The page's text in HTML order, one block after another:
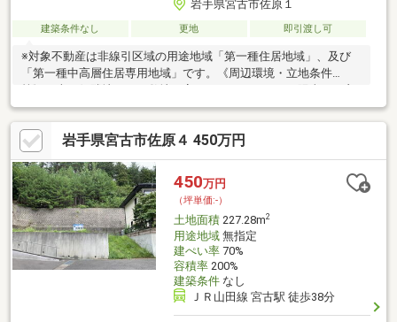
岩手県宮古市佐原１
建築条件なし 更地 即引渡し可
※対象不動産は非線引区域の用途地域「第一種住居地域」、及び
「第一種中高層住居専用地域」です。《周辺環境・立地条件
好です。・宅地地盤面が前面道路よりも高くなっているため、道
路からの目線が気になりません。《建築用途・有効活用》・建築
条件付き売地ではないため、お好きなハウスメーカー・工務店で
の建築が可能です。間取り、設備、外観、全て自分好みのスタイ
ルで一からご検討いただくことが可能です。《アクセス》・三陸
鉄道リアス線「宮古」駅まで徒歩28分の物件です。
岩手県宮古市佐原４ 450万円
450万円
（坪単価:-）
土地面積227.28m2
用途地域無指定
建ぺい率70%
容積率200%
建築条件なし
ＪＲ山田線 宮古駅 徒歩38分